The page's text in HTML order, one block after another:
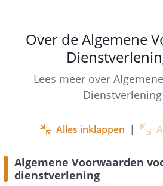
bankrekeningnummer.
Betaalt opdrachtgever
binnen de
dan is hij van rechtswege,
daarvoor enige
dienstverlener gerechtigd
opdrachtgever aan zijn
betalingsverplichtingen
Over de Algemene
Lees meer over
Alles inklappen |
Algemene Voorwaarden
dienstverlening